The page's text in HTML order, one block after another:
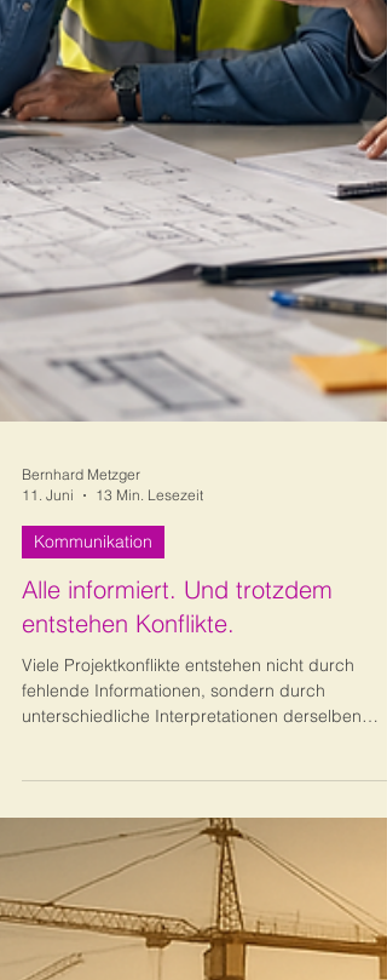
Bernhard Metzger
11. Juni
13 Min. Lesezeit
Kommunikation
Alle informiert. Und trotzdem
entstehen Konflikte.
Viele Projektkonflikte entstehen nicht durch
unterschiedliche Interpretationen derselben
Kommunikation erst beim Empfänger beginnt
wie Projektverantwortliche Missverständnisse,
Widerstände und Abstimmungsprobleme
vermeiden können.